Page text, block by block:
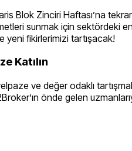
Blok Zinciri Haftası’na
sunmak için sektördeki
yeni fikirlerimizi tartışacak!
Katılın
ve değer odaklı
önde gelen